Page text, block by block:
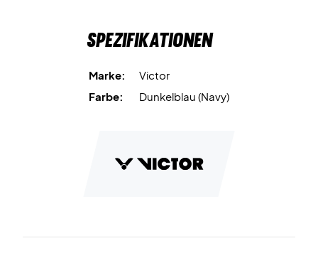
Spezifikationen
Marke:
Victor
Farbe:
Dunkelblau (Navy)